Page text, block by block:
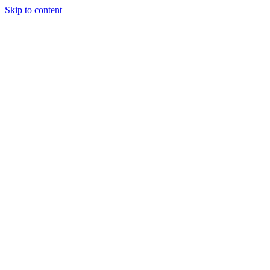
Skip to content